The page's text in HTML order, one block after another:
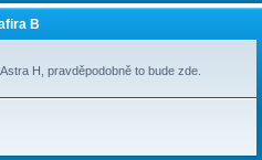
B
H, pravděpodobně to bude zde.